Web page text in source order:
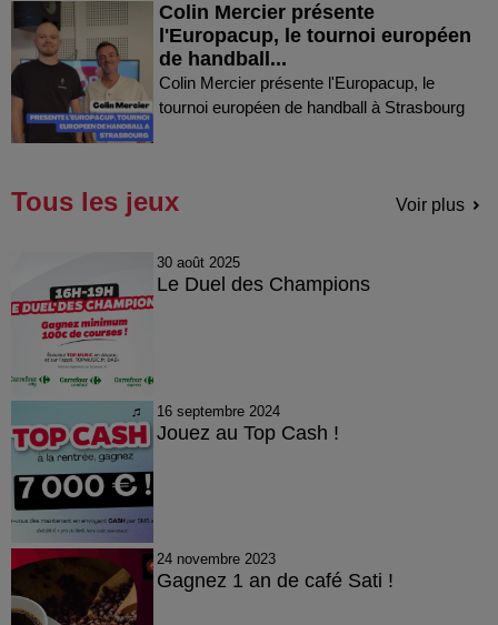
Colin Mercier présente
l'Europacup, le tournoi européen
de handball...
Colin Mercier présente l'Europacup, le
tournoi européen de handball à Strasbourg
Tous les jeux Voir plus
30 août 2025
Le Duel des Champions
16 septembre 2024
Jouez au Top Cash !
24 novembre 2023
Gagnez 1 an de café Sati !